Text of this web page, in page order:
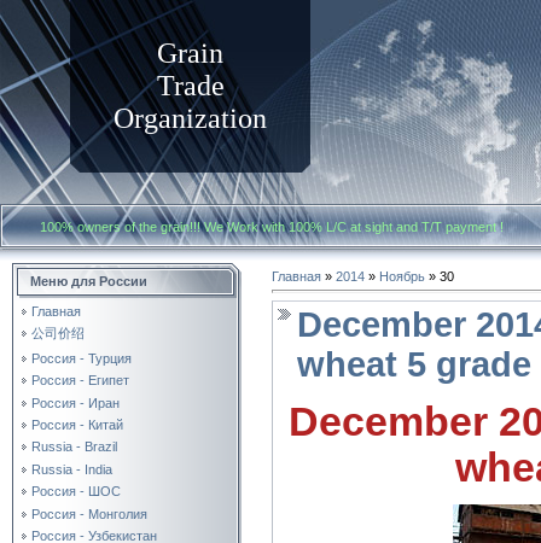
Grain
Trade
Organization
100% owners of the grain!!! We Work with100% L/C at sight and T/T payment
Меню для России
Главная
公司价绍
Россия - Турция
Россия - Египет
Россия - Иран
Россия - Китай
Russia - Brazil
Russia - India
Россия - ШОС
Россия - Монголия
Россия - Узбекистан
Главная » 2014 » Ноябрь » 30
December
wheat 5 grade
December